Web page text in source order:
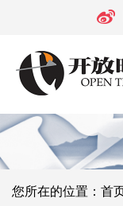
您所在的位置： 首